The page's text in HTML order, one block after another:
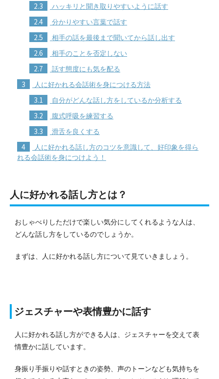
2.3 ハッキリと聞き取りやすいように話す
2.4 分かりやすい言葉で話す
2.5 相手の話を最後まで聞いてから話し出す
2.6 相手のことを否定しない
2.7 話す態度にも気を配る
3 人に好かれる会話術を身につける方法
3.1 自分がどんな話し方をしているか分析する
3.2 腹式呼吸を練習する
3.3 滑舌を良くする
4
人に好かれる話し方のコツを意識して、好印象を得ら
れる会話術を身につけよう！
人に好かれる話し方とは？
おしゃべりしただけで楽しい気分にしてくれるような人は、
どんな話し方をしているのでしょうか。
まずは、人に好かれる話し方について見ていきましょう。
ジェスチャーや表情豊かに話す
人に好かれる話し方ができる人は、ジェスチャーを交えて表
情豊かに話しています。
身振り手振りや話すときの姿勢、声のトーンなども気持ちを